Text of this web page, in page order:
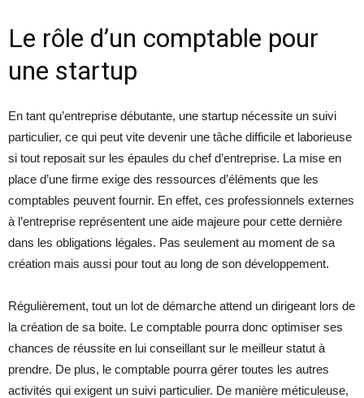
Le rôle d’un comptable pour
une startup
En tant qu’entreprise débutante, une startup nécessite un suivi
particulier, ce qui peut vite devenir une tâche difficile et laborieuse
si tout reposait sur les épaules du chef d’entreprise. La mise en
place d’une firme exige des ressources d’éléments que les
comptables peuvent fournir. En effet, ces professionnels externes
à l’entreprise représentent une aide majeure pour cette dernière
dans les obligations légales. Pas seulement au moment de sa
création mais aussi pour tout au long de son développement.
Régulièrement, tout un lot de démarche attend un dirigeant lors de
la création de sa boite. Le comptable pourra donc optimiser ses
chances de réussite en lui conseillant sur le meilleur statut à
prendre. De plus, le comptable pourra gérer toutes les autres
activités qui exigent un suivi particulier. De manière méticuleuse,